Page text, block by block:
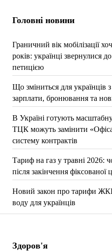
Головні новини
Граничний вік мобілізації
років: українці звернулися
петицією
Що зміниться для українців
зарплати, бронювання та
В Україні готують
ТЦК можуть замінити
систему контрактів
Тариф на газ у травні 2026:
після закінчення фіксованої
Новий закон про тарифи
воду для українців
Здоров'я